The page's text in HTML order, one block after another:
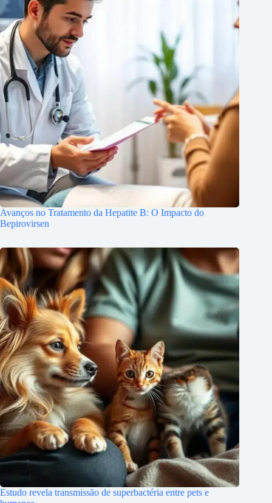
Avanços no Tratamento da Hepatite B: O Impacto do
Bepirovirsen
Estudo revela transmissão de superbactéria entre pets e